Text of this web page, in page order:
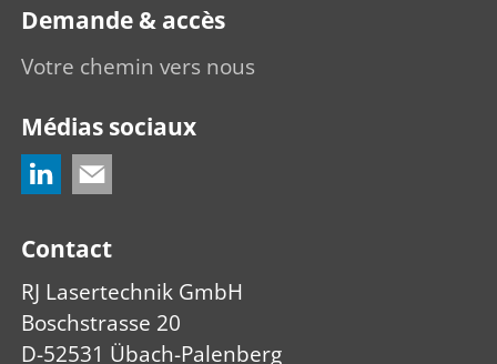
Demande & accès
Votre chemin vers nous
Médias sociaux
Contact
RJ Lasertechnik GmbH
Boschstrasse 20
D-52531 Übach-Palenberg